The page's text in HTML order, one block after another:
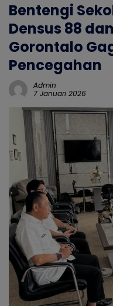
Bentengi
Densus 88
Gorontalo
Pencegahan
Admin
7 Januari 2026